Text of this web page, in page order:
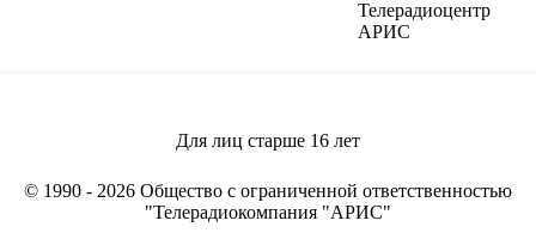
Телерадиоцентр
АРИС
Для лиц старше 16 лет
© 1990 - 2026 Общество с ограниченной ответственностью
"Телерадиокомпания "АРИС"